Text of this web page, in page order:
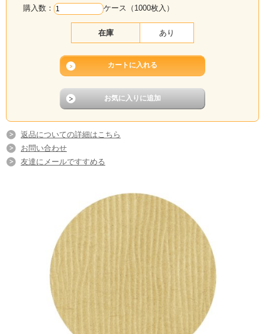
購入数： ケース（1000枚入）
在庫 あり
返品についての詳細はこちら
お問い合わせ
友達にメールですすめる